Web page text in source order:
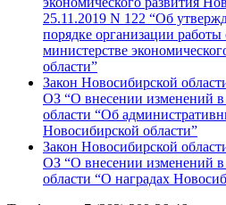
25.11.2019 N 122 “Об
порядке организации
министерстве
области”
Закон Новосибирской
ОЗ “О внесении изменений
области “Об
Новосибирской области”
Закон Новосибирской
ОЗ “О внесении изменений
области “О наградах